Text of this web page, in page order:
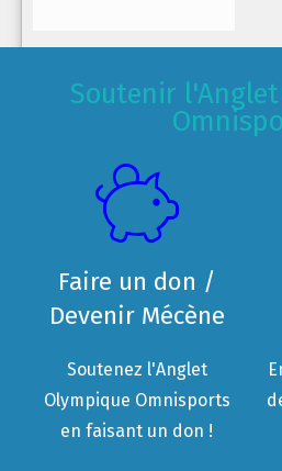
Soutenir
Faire un don /
Devenir Mécène
Soutenez l'Anglet
Olympique Omnisports
en faisant un don !